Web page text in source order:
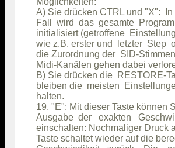
A) Sie drücken CTRL und "X":  In
Fall  wird  das  gesamte
initialisiert (getroffene
wie z.B. erster und  letzter  Step
die Zurordnung der  SID-
Midi-Kanälen gehen dabei
B) Sie drücken die  RESTORE-
bleiben die  meisten
halten.
19. "E": Mit dieser Taste können
Ausgabe  der   exakten
einschalten: Nochmaliger Druck
Taste schaltet wieder auf die